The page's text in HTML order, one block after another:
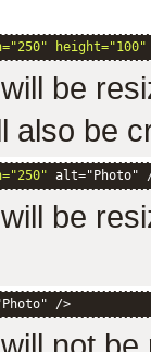
height="100"
be
also be
alt="Photo"
be
/>